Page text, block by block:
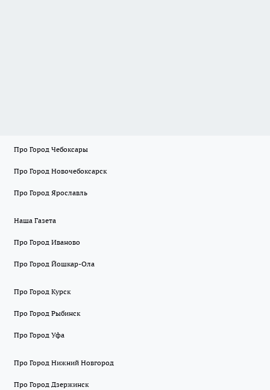
Про Город Чебоксары
Про Город Новочебоксарск
Про Город Ярославль
Наша Газета
Про Город Иваново
Про Город Йошкар-Ола
Про Город Курск
Про Город Рыбинск
Про Город Уфа
Про Город Нижний Новгород
Про Город Дзержинск